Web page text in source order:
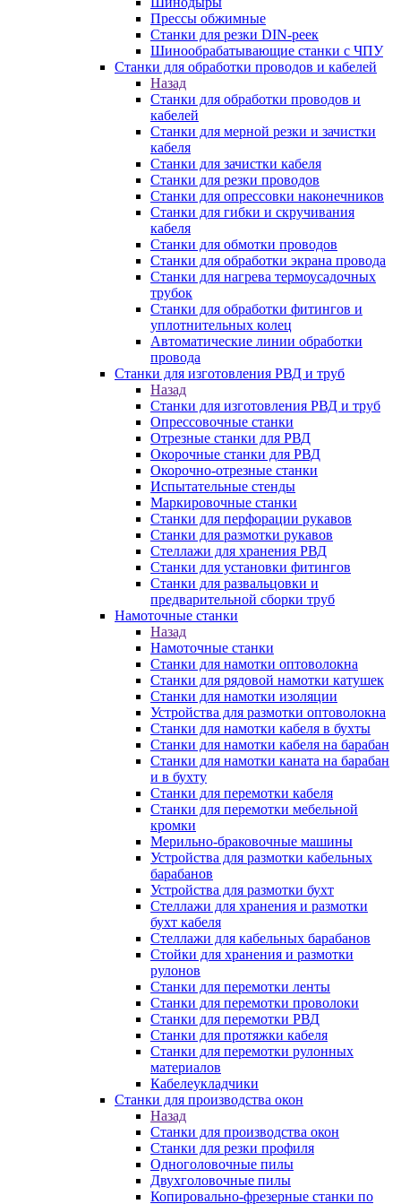
Прессы обжимные
Станки для резки DIN-реек
Шинообрабатывающие станки с ЧПУ
Станки для обработки проводов и кабелей
Назад
Станки для обработки проводов и
кабелей
Станки для мерной резки и зачистки
кабеля
Станки для зачистки кабеля
Станки для резки проводов
Станки для опрессовки наконечников
Станки для гибки и скручивания
кабеля
Станки для обмотки проводов
Станки для обработки экрана провода
Станки для нагрева термоусадочных
трубок
Станки для обработки фитингов и
уплотнительных колец
Автоматические линии обработки
провода
Станки для изготовления РВД и труб
Назад
Станки для изготовления РВД и труб
Опрессовочные станки
Отрезные станки для РВД
Окорочные станки для РВД
Окорочно-отрезные станки
Испытательные стенды
Маркировочные станки
Станки для перфорации рукавов
Станки для размотки рукавов
Стеллажи для хранения РВД
Станки для установки фитингов
Станки для развальцовки и
предварительной сборки труб
Намоточные станки
Назад
Намоточные станки
Станки для намотки оптоволокна
Станки для рядовой намотки катушек
Станки для намотки изоляции
Устройства для размотки оптоволокна
Станки для намотки кабеля в бухты
Станки для намотки кабеля на барабан
Станки для намотки каната на барабан
и в бухту
Станки для перемотки кабеля
Станки для перемотки мебельной
кромки
Мерильно-браковочные машины
Устройства для размотки кабельных
барабанов
Устройства для размотки бухт
Стеллажи для хранения и размотки
бухт кабеля
Стеллажи для кабельных барабанов
Стойки для хранения и размотки
рулонов
Станки для перемотки ленты
Станки для перемотки проволоки
Станки для перемотки РВД
Станки для протяжки кабеля
Станки для перемотки рулонных
материалов
Кабелеукладчики
Станки для производства окон
Назад
Станки для производства окон
Станки для резки профиля
Одноголовочные пилы
Двухголовочные пилы
Копировально-фрезерные станки по